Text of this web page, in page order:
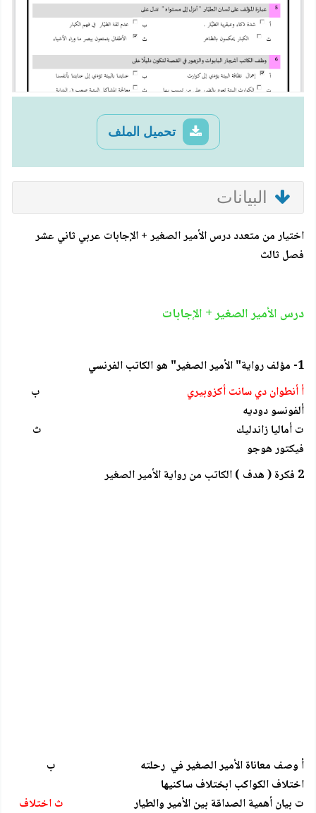
تحميل الملف
البيانات
اختيار من متعدد درس الأمير الصغير + الإجابات عربي ثاني عشر
فصل ثالث
درس الأمير الصغير + الإجابات
1- مؤلف رواية" الأمير الصغير" هو الكاتب الفرنسي
أ أنطوان دي سانت أكزوبيري
ب
ألفونسو دوديه
ت أماليا زاندليك ث
فيكتور هوجو
2 فكرة ( هدف ) الكاتب من رواية الأمير الصغير
أ وصف معاناة الأمير الصغير في رحلته ب
اختلاف الكواكب ابختلاف ساكنيها
ت بيان أهمية الصداقة بين الأمير والطيار
ث اختلاف